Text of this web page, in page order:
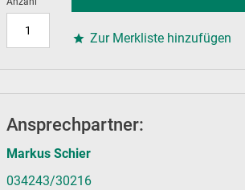
Zur Merkliste hinzufügen
Ansprechpartner:
Markus Schier
034243/30216